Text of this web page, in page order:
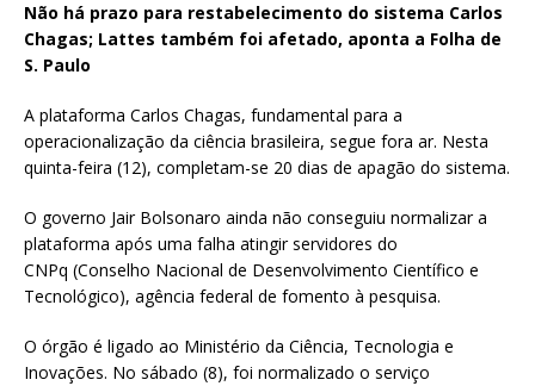
Não há prazo para restabelecimento do sistema Carlos
Chagas; Lattes também foi afetado, aponta a Folha de
S. Paulo
A plataforma Carlos Chagas, fundamental para a
operacionalização da ciência brasileira, segue fora ar. Nesta
quinta-feira (12), completam-se 20 dias de apagão do sistema.
O governo Jair Bolsonaro ainda não conseguiu normalizar a
plataforma após uma falha atingir servidores do
CNPq (Conselho Nacional de Desenvolvimento Científico e
Tecnológico), agência federal de fomento à pesquisa.
O órgão é ligado ao Ministério da Ciência, Tecnologia e
Inovações. No sábado (8), foi normalizado o serviço